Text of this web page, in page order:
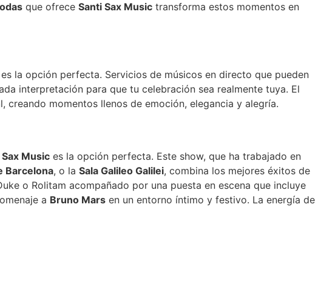
que ofrece Santi Sax Music transforma estos momentos en
es la opción perfecta. Servicios de músicos en directo que pueden
interpretación para que tu celebración sea realmente tuya. El
momentos llenos de emoción, elegancia y alegría.
Music es la opción perfecta. Este show, que ha trabajado en
Barcelona, o la Sala Galileo Galilei, combina los mejores éxitos de
o Rolitam acompañado por una puesta en escena que incluye
a Bruno Mars en un entorno íntimo y festivo. La energía de